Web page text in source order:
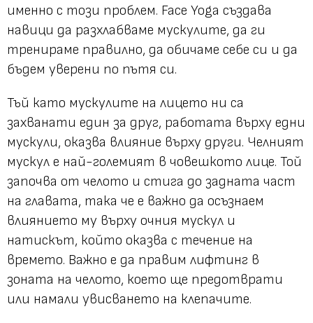
именно с този проблем. Face Yoga създава
навици да разхлабваме мускулите, да ги
тренираме правилно, да обичаме себе си и да
бъдем уверени по пътя си.
Тъй като мускулите на лицето ни са
захванати един за друг, работата върху едни
мускули, оказва влияние върху други. Челният
мускул е най-големият в човешкото лице. Той
започва от челото и стига до задната част
на главата, така че е важно да осъзнаем
влиянието му върху очния мускул и
натискът, който оказва с течение на
времето. Важно е да правим лифтинг в
зоната на челото, което ще предотврати
или намали увисването на клепачите.